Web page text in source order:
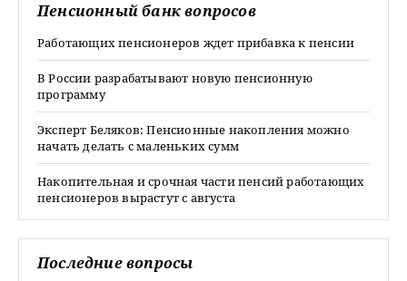
Пенсионный банк вопросов
Работающих пенсионеров ждет прибавка к пенсии
В России разрабатывают новую пенсионную
программу
Эксперт Беляков: Пенсионные накопления можно
начать делать с маленьких сумм
Накопительная и срочная части пенсий работающих
пенсионеров вырастут с августа
Последние вопросы